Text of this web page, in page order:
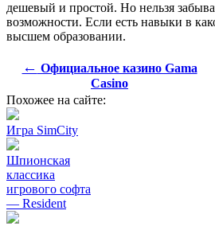
дешевый и простой. Но нельзя
возможности. Если есть навыки в
высшем образовании.
← Официальное казино Gama
Casino
Похожее на сайте:
Игра SimCity
Шпионская
классика
игрового софта
— Resident